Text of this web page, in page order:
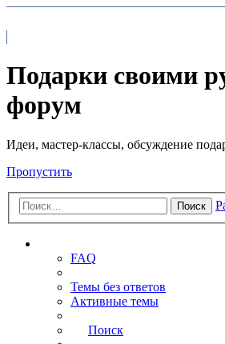
Подарки своими
форум
Идеи, мастер-классы, обсуждение
Пропустить
Поиск
FAQ
Темы без ответов
Активные темы
Поиск